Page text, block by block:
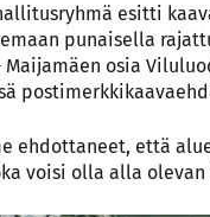
esitti
punaisella
osia
ehdottaneet, että
voisi olla alla olevan